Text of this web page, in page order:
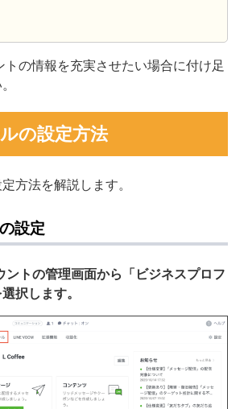
トの情報を充実させたい場合に付け足
の設定方法
方法を解説します。
設定
トの管理画面から「ビジネスプロフ
択します。